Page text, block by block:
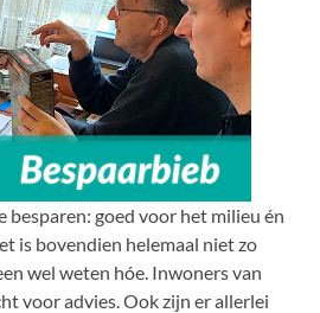
besparen: goed voor het milieu én
is bovendien helemaal niet zo
wel weten hóe. Inwoners van
voor advies. Ook zijn er allerlei